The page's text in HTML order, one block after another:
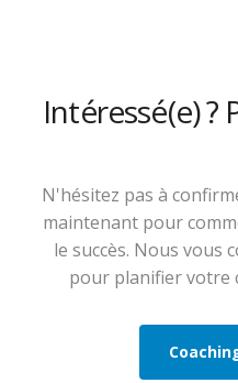
Intéressé(e)
N'hésitez pas à
maintenant pour
le succès. Nous vous
pour planifier votre